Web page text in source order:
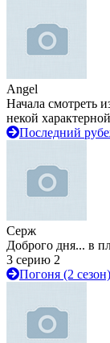
Angel
Начала смотреть
некой характерной
Последний
Серж
Доброго дня... в
3 серию 2
Погоня (2 сезон)